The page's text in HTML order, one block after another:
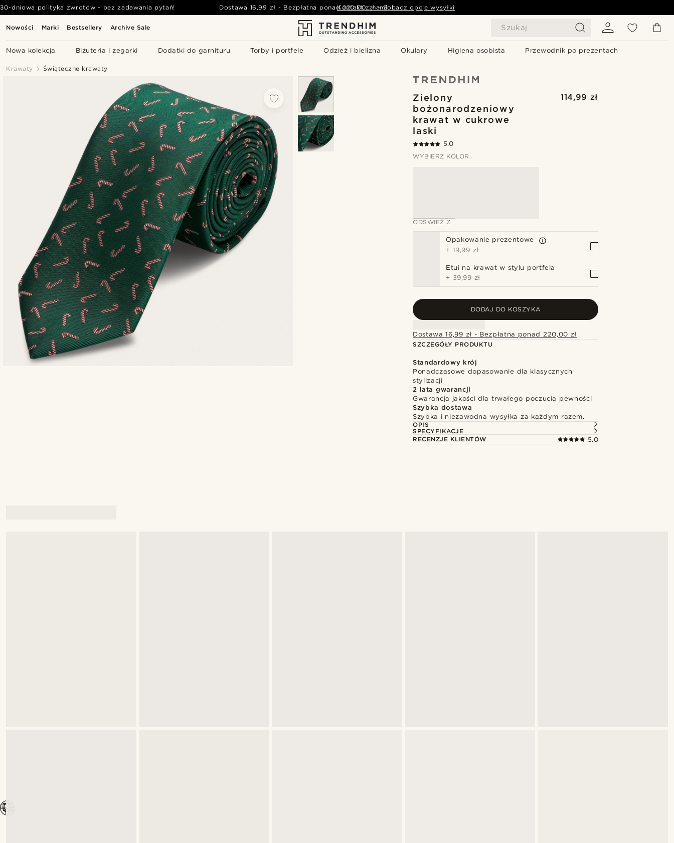
Nowości Marki Bestsellery Archive Sale Szukaj
Nowa kolekcja Biżuteria i zegarki Dodatki do garnituru Torby i portfele Odzież i bielizna Okulary Higiena osobista Przewodnik po prezentach
30-dniowa polityka zwrotów - bez zadawania pytań! Dostawa 16,99 zł - Bezpłatna ponad 220,00 zł - Zobacz opcje wysyłki
Kontakt z nami
Krawaty Świąteczne krawaty
Zielony
bożonarodzeniowy
krawat w cukrowe
laski
114,99 zł
5.0
WYBIERZ KOLOR
ODŚWIEŻ Z
Opakowanie prezentowe
+ 19,99 zł
Etui na krawat w stylu portfela
+ 39,99 zł
DODAJ DO KOSZYKA
Dostawa 16,99 zł - Bezpłatna ponad 220,00 zł
SZCZEGÓŁY PRODUKTU
Standardowy krój
Ponadczasowe dopasowanie dla klasycznych
stylizacji
2 lata gwarancji
Gwarancja jakości dla trwałego poczucia pewności
Szybka dostawa
Szybka i niezawodna wysyłka za każdym razem.
OPIS
SPECYFIKACJE
RECENZJE KLIENTÓW
5.0